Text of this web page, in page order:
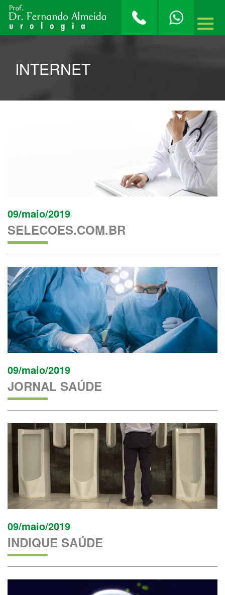
INTERNET
09/maio/2019
SELECOES.COM.BR
09/maio/2019
JORNAL SAÚDE
09/maio/2019
INDIQUE SAÚDE